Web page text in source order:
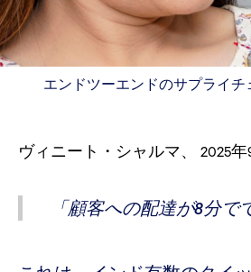
エンドツーエンドのサプライ
ヴィニート・シャルマ、 2025
「顧客への配達が8分